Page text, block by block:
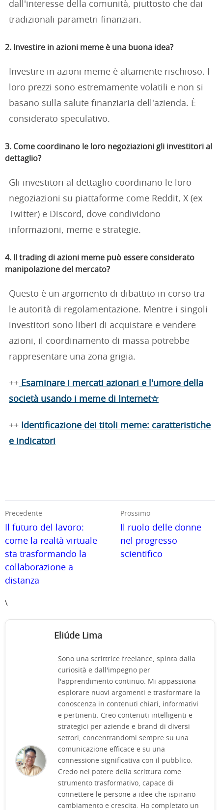
dall'interesse della comunità, piuttosto che dai
tradizionali parametri finanziari.
2. Investire in azioni meme è una buona idea?
Investire in azioni meme è altamente rischioso. I
loro prezzi sono estremamente volatili e non si
basano sulla salute finanziaria dell'azienda. È
considerato speculativo.
3. Come coordinano le loro negoziazioni gli investitori al
dettaglio?
Gli investitori al dettaglio coordinano le loro
negoziazioni su piattaforme come Reddit, X (ex
Twitter) e Discord, dove condividono
informazioni, meme e strategie.
4. Il trading di azioni meme può essere considerato
manipolazione del mercato?
Questo è un argomento di dibattito in corso tra
le autorità di regolamentazione. Mentre i singoli
investitori sono liberi di acquistare e vendere
azioni, il coordinamento di massa potrebbe
rappresentare una zona grigia.
++ Esaminare i mercati azionari e l'umore della
società usando i meme di Internet☆
++
Identificazione dei titoli meme: caratteristiche
e indicatori
Precedente
Il futuro del lavoro:
come la realtà virtuale
sta trasformando la
collaborazione a
distanza
Prossimo
Il ruolo delle donne
nel progresso
scientifico
\
Eliúde Lima
Sono una scrittrice freelance, spinta dalla
curiosità e dall'impegno per
l'apprendimento continuo. Mi appassiona
esplorare nuovi argomenti e trasformare la
conoscenza in contenuti chiari, informativi
e pertinenti. Creo contenuti intelligenti e
strategici per aziende e brand di diversi
settori, concentrandomi sempre su una
comunicazione efficace e su una
connessione significativa con il pubblico.
Credo nel potere della scrittura come
strumento trasformativo, capace di
connettere le persone a idee che ispirano
cambiamento e crescita. Ho completato un